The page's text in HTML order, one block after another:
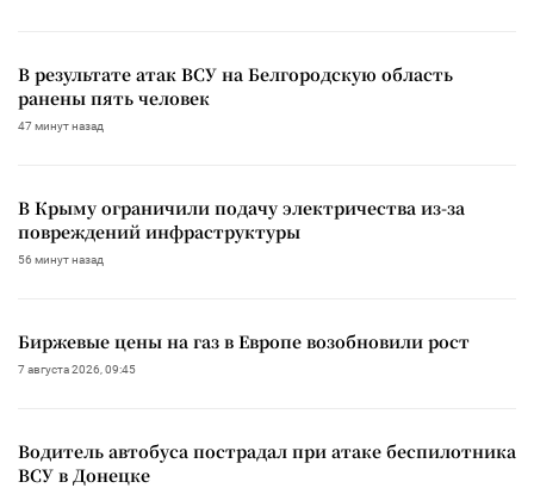
В результате атак ВСУ на Белгородскую область
ранены пять человек
47 минут назад
В Крыму ограничили подачу электричества из-за
повреждений инфраструктуры
56 минут назад
Биржевые цены на газ в Европе возобновили рост
7 августа 2026, 09:45
Водитель автобуса пострадал при атаке беспилотника
ВСУ в Донецке